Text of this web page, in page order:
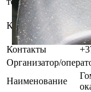
Контактное лицо
Контакты
Организатор/
Наименование